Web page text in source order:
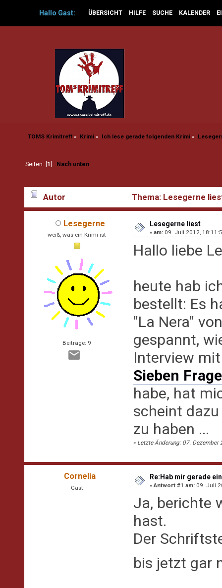
Hallo Gast: ÜBERSICHT HILFE SUCHE KALENDER
TOMS Krimitreff» Krimi» Ich lese gerade folgenden Krimi»
Seiten: [ 1 Nach unten
Autor Thema: Lesegerne
Lesegerne
weiß, was ein Krimi ist
Beiträge: 9
Lesegerne liest
«am: 09. Juli 2012,
Hallo liebe
heute hab
bestellt: Es
"La Nera"
gespannt,
Interview
Sieben
habe, hat
scheint
zu haben ...
« Letzte Änderung: 07.
Cornelia
Gast
Re:Hab mir gerade
«Antwort #1 am: 09. Juli
Ja, berichte
hast.
Der
bis jetzt gar